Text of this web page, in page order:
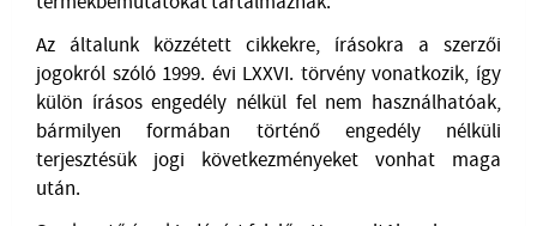
Az általunk közzétett cikkekre, írásokra a szerzői
jogokról szóló 1999. évi LXXVI. törvény vonatkozik, így
külön írásos engedély nélkül fel nem használhatóak,
bármilyen formában történő engedély nélküli
terjesztésük jogi következményeket vonhat maga
után.